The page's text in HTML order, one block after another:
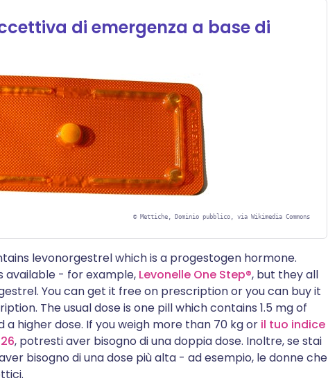
di emergenza a base di
© Mettiche, Dominio pubblico, via Wikimedia Commons
levonorgestrel which is a progestogen hormone.
available - for example, Levonelle One Step®, but they all
You can get it free on prescription or you can buy it
The usual dose is one pill which contains 1.5 mg of
higher dose. If you weigh more than 70 kg or il tuo indice
, potresti aver bisogno di una doppia dose. Inoltre, se stai
bisogno di una dose più alta - ad esempio, le donne che